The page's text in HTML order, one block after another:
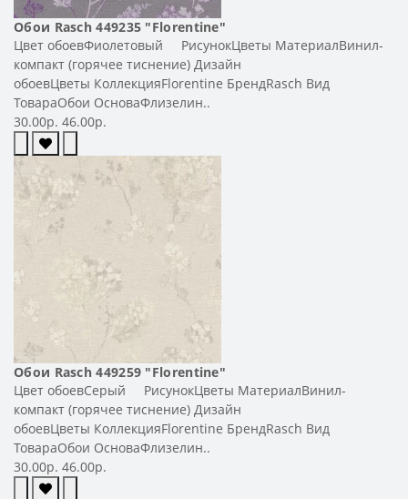
Обои Rasch 449235 "Florentine"
Цвет обоевФиолетовый РисунокЦветы МатериалВинил-
компакт (горячее тиснение) Дизайн
обоевЦветы КоллекцияFlorentine БрендRasch Вид
ТовараОбои ОсноваФлизелин..
30.00р. 46.00р.
Обои Rasch 449259 "Florentine"
Цвет обоевСерый РисунокЦветы МатериалВинил-
компакт (горячее тиснение) Дизайн
обоевЦветы КоллекцияFlorentine БрендRasch Вид
ТовараОбои ОсноваФлизелин..
30.00р. 46.00р.